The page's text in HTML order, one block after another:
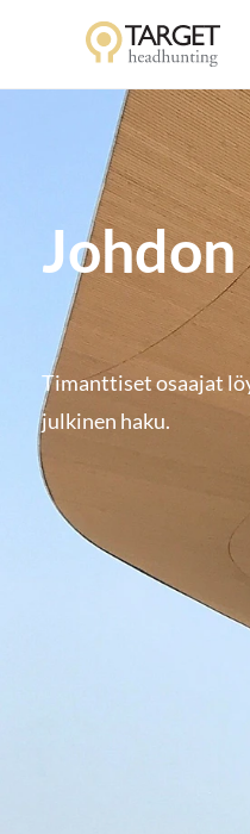
Timanttiset osaajat
julkinen haku.